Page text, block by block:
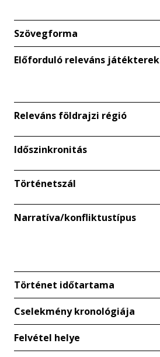
Szövegforma
Előforduló releváns játékterek
Releváns földrajzi régió
Időszinkronitás
Történetszál
Narratíva/konfliktustípus
Történet időtartama
Cselekmény kronológiája
Felvétel helye